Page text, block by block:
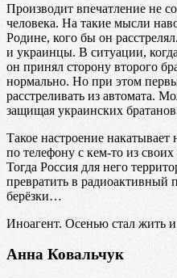
Производит впечатление не
человека. На такие мысли
Родине, кого бы он
и украинцы. В ситуации,
он принял сторону второго
нормально. Но при этом
расстреливать из автомата.
защищая украинских
Такое настроение накатывает
по телефону с кем-то из
Тогда Россия для него
превратить в радиоактивный
берёзки…
Иноагент. Осенью стал жить
Анна Ковальчук